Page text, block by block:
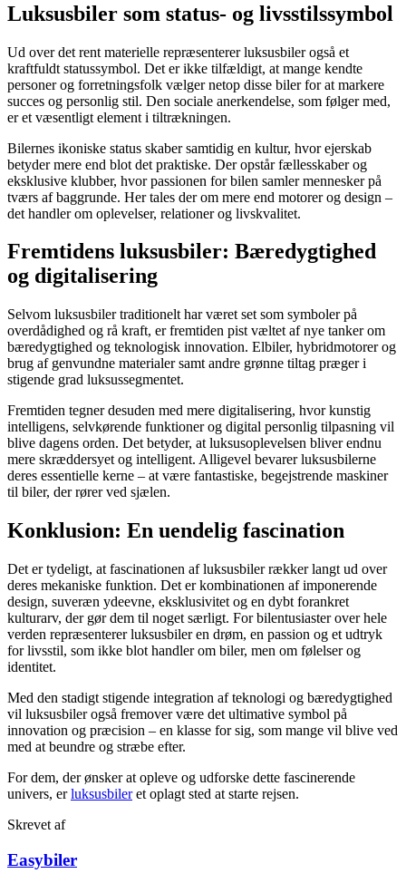
Luksusbiler som status- og livsstilssymbol
Ud over det rent materielle repræsenterer luksusbiler også et
kraftfuldt statussymbol. Det er ikke tilfældigt, at mange kendte
personer og forretningsfolk vælger netop disse biler for at markere
succes og personlig stil. Den sociale anerkendelse, som følger med,
er et væsentligt element i tiltrækningen.
Bilernes ikoniske status skaber samtidig en kultur, hvor ejerskab
betyder mere end blot det praktiske. Der opstår fællesskaber og
eksklusive klubber, hvor passionen for bilen samler mennesker på
tværs af baggrunde. Her tales der om mere end motorer og design –
det handler om oplevelser, relationer og livskvalitet.
Fremtidens luksusbiler: Bæredygtighed
og digitalisering
Selvom luksusbiler traditionelt har været set som symboler på
overdådighed og rå kraft, er fremtiden pist væltet af nye tanker om
bæredygtighed og teknologisk innovation. Elbiler, hybridmotorer og
brug af genvundne materialer samt andre grønne tiltag præger i
stigende grad luksussegmentet.
Fremtiden tegner desuden med mere digitalisering, hvor kunstig
intelligens, selvkørende funktioner og digital personlig tilpasning vil
blive dagens orden. Det betyder, at luksusoplevelsen bliver endnu
mere skræddersyet og intelligent. Alligevel bevarer luksusbilerne
deres essentielle kerne – at være fantastiske, begejstrende maskiner
til biler, der rører ved sjælen.
Konklusion: En uendelig fascination
Det er tydeligt, at fascinationen af luksusbiler rækker langt ud over
deres mekaniske funktion. Det er kombinationen af imponerende
design, suveræn ydeevne, eksklusivitet og en dybt forankret
kulturarv, der gør dem til noget særligt. For bilentusiaster over hele
verden repræsenterer luksusbiler en drøm, en passion og et udtryk
for livsstil, som ikke blot handler om biler, men om følelser og
identitet.
Med den stadigt stigende integration af teknologi og bæredygtighed
vil luksusbiler også fremover være det ultimative symbol på
innovation og præcision – en klasse for sig, som mange vil blive ved
med at beundre og stræbe efter.
For dem, der ønsker at opleve og udforske dette fascinerende
univers, erluksusbileret oplagt sted at starte rejsen.
Skrevet af
Easybiler